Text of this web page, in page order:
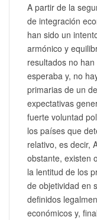
A partir de la
de integración
han sido un
armónico y
resultados no
esperaba y, no
primarias de un
expectativas
fuerte voluntad
los países que
relativo, es decir,
obstante, existen
la lentitud de los
de objetividad en
definidos
económicos y,